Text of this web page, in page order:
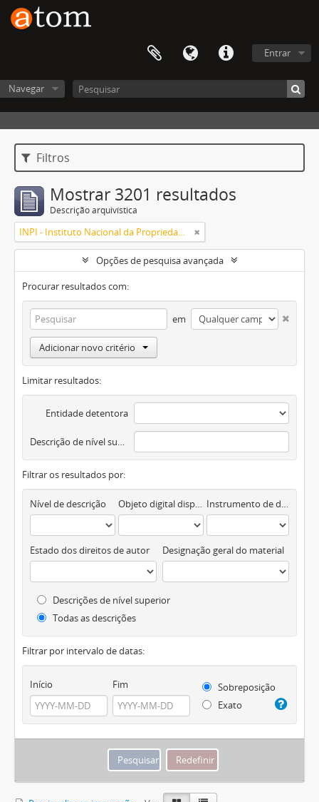
Entrar
Navegar
Filtros
Mostrar 3201 resultados
Descrição arquivística
INPI - Instituto Nacional da Propriedade Industrial
Opções de pesquisa avançada
Procurar resultados com:
em
Adicionar novo critério
Limitar resultados:
Entidade detentora
Descrição de nível superior
Filtrar os resultados por:
Nível de descrição Objeto digital disponível Instrumento de descrição documental
Estado dos direitos de autor Designação geral do material
Descrições de nível superior
Todas as descrições
Filtrar por intervalo de datas:
Início Fim
Sobreposição
Exato